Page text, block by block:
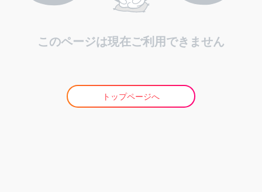
このページは現在ご利用できません